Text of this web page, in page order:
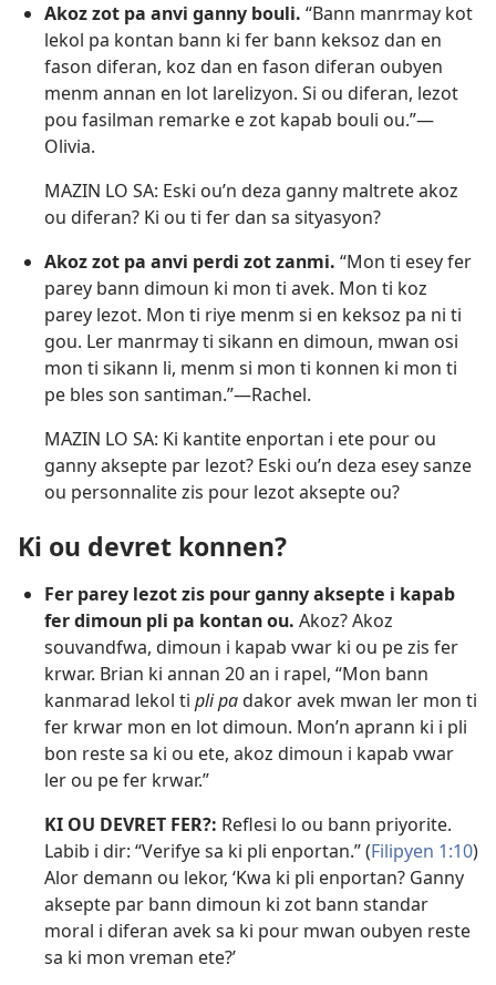
Akoz zot pa anvi ganny bouli. “Bann manrmay kot
lekol pa kontan bann ki fer bann keksoz dan en
fason diferan, koz dan en fason diferan oubyen
menm annan en lot larelizyon. Si ou diferan, lezot
pou fasilman remarke e zot kapab bouli ou.”​—
Olivia.
MAZIN LO SA: Eski ou’n deza ganny maltrete akoz
ou diferan? Ki ou ti fer dan sa sityasyon?
Akoz zot pa anvi perdi zot zanmi. “Mon ti esey fer
parey bann dimoun ki mon ti avek. Mon ti koz
parey lezot. Mon ti riye menm si en keksoz pa ni ti
gou. Ler manrmay ti sikann en dimoun, mwan osi
mon ti sikann li, menm si mon ti konnen ki mon ti
pe bles son santiman.”​—Rachel.
MAZIN LO SA: Ki kantite enportan i ete pour ou
ganny aksepte par lezot? Eski ou’n deza esey sanze
ou personnalite zis pour lezot aksepte ou?
Ki ou devret konnen?
Fer parey lezot zis pour ganny aksepte i kapab
fer dimoun pli pa kontan ou. Akoz? Akoz
souvandfwa, dimoun i kapab vwar ki ou pe zis fer
krwar. Brian ki annan 20 an i rapel, “Mon bann
kanmarad lekol ti pli padakor avek mwan ler mon ti
fer krwar mon en lot dimoun. Mon’n aprann ki i pli
bon reste sa ki ou ete, akoz dimoun i kapab vwar
ler ou pe fer krwar.”
KI OU DEVRET FER?: Reflesi lo ou bann priyorite.
Labib i dir: “Verifye sa ki pli enportan.” (Filipyen 1:10)
Alor demann ou lekor, ‘Kwa ki pli enportan? Ganny
aksepte par bann dimoun ki zot bann standar
moral i diferan avek sa ki pour mwan oubyen reste
sa ki mon vreman ete?’